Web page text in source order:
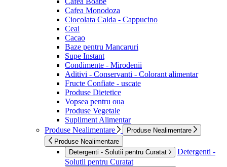
Cafea Monodoza
Ciocolata Calda - Cappucino
Ceai
Cacao
Baze pentru Mancaruri
Supe Instant
Condimente - Mirodenii
Aditivi - Conservanti - Colorant alimentar
Fructe Confiate - uscate
Produse Dietetice
Vopsea pentru oua
Produse Vegetale
Supliment Alimentar
Produse Nealimentare
Produse Nealimentare
Produse Nealimentare
Detergenti - Solutii pentru Curatat
Detergenti -
Solutii pentru Curatat